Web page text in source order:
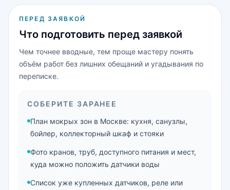
ПЕРЕД ЗАЯВКОЙ
Что подготовить перед заявкой
Чем точнее вводные, тем проще мастеру понять
объём работ без лишних обещаний и угадывания по
переписке.
СОБЕРИТЕ ЗАРАНЕЕ
План мокрых зон в Москве: кухня, санузлы,
бойлер, коллекторный шкаф и стояки
Фото кранов, труб, доступного питания и мест,
куда можно положить датчики воды
Список уже купленных датчиков, реле или